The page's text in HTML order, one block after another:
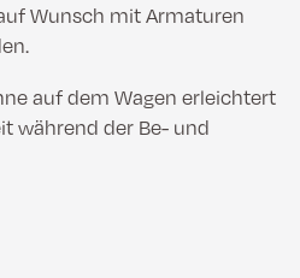
Wunsch mit Armaturen
auf dem Wagen erleichtert
während der Be- und